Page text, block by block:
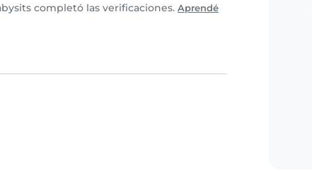
completó las verificaciones. Aprendé